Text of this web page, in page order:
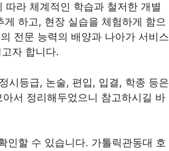
라 체계적인 학습과 철저한 개별
하고, 현장 실습을 체험하게 함으
전문 능력의 배양과 나아가 서비스
자 합니다.
시등급, 논술, 편입, 입결, 학종 등은
서 정리해두었으니 참고하시길 바
인할 수 있습니다. 가톨릭관동대 호